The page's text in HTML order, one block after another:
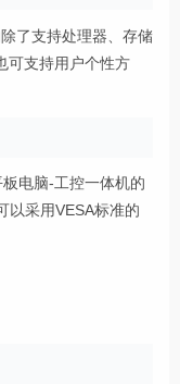
了支持处理器、存储
可支持用户个性方
电脑-工控一体机的
以采用VESA标准的